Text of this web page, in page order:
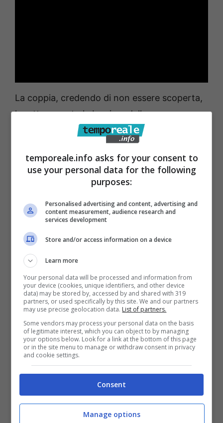
La coppia, credendo di non essere scoperta,
ha attraversato le barriere delle casse
pagando solo due prodotti e nascondendo la
refurtiva in un apposito zainetto,
prontamente fermata da una pattuglia dei
Carabinieri allertata dal servizio di vigilanza,
telecamere di sorveglianza. Continua
l’impegno dei Carabinieri della Compagnia di
Cassino nel quotidiano contrasto diogni
forma di illegalità, con particolare attenzione
ai reati predatori, particolarmente afflittivi
per cittadinanza e commercianti.
temporeale.info asks for your consent to
use your personal data for the following
purposes:
Personalised advertising and content, advertising and
content measurement, audience research and
services development
Store and/or access information on a device
Learn more
Your personal data will be processed and information from
your device (cookies, unique identifiers, and other device
data) may be stored by, accessed by and shared with 319
partners, or used specifically by this site. We and our partners
may use precise geolocation data. List of partners.
Some vendors may process your personal data on the basis
of legitimate interest, which you can object to by managing
your options below. Look for a link at the bottom of this page
or in the site menu to manage or withdraw consent in privacy
and cookie settings.
Consent
Manage options